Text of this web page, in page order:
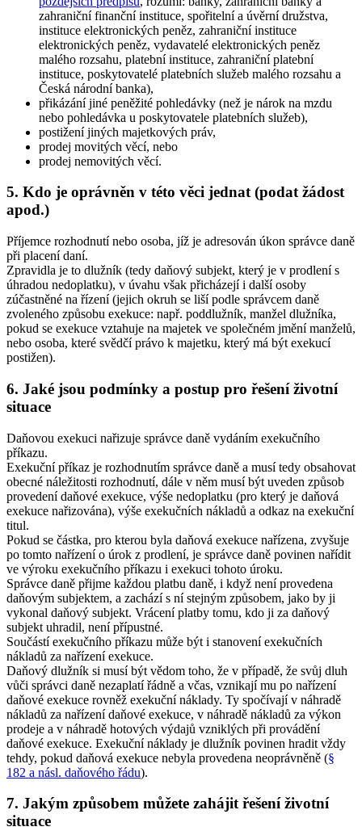
zahraniční finanční instituce, spořitelní a úvěrní družstva,
instituce elektronických peněz, zahraniční instituce
elektronických peněz, vydavatelé elektronických peněz
malého rozsahu, platební instituce, zahraniční platební
instituce, poskytovatelé platebních služeb malého rozsahu a
Česká národní banka),
přikázání jiné peněžité pohledávky (než je nárok na mzdu
nebo pohledávka u poskytovatele platebních služeb),
postižení jiných majetkových práv,
prodej movitých věcí, nebo
prodej nemovitých věcí.
5. Kdo je oprávněn v této věci jednat (podat žádost
apod.)
Příjemce rozhodnutí nebo osoba, jíž je adresován úkon správce daně
při placení daní.
Zpravidla je to dlužník (tedy daňový subjekt, který je v prodlení s
úhradou nedoplatku), v úvahu však přicházejí i další osoby
zúčastněné na řízení (jejich okruh se liší podle správcem daně
zvoleného způsobu exekuce: např. poddlužník, manžel dlužníka,
pokud se exekuce vztahuje na majetek ve společném jmění manželů,
nebo osoba, které svědčí právo k majetku, který má být exekucí
postižen).
6. Jaké jsou podmínky a postup pro řešení životní
situace
Daňovou exekuci nařizuje správce daně vydáním exekučního
příkazu.
Exekuční příkaz je rozhodnutím správce daně a musí tedy obsahovat
obecné náležitosti rozhodnutí, dále v něm musí být uveden způsob
provedení daňové exekuce, výše nedoplatku (pro který je daňová
exekuce nařizována), výše exekučních nákladů a odkaz na exekuční
titul.
Pokud se částka, pro kterou byla daňová exekuce nařízena, zvyšuje
po tomto nařízení o úrok z prodlení, je správce daně povinen nařídit
ve výroku exekučního příkazu i exekuci tohoto úroku.
Správce daně přijme každou platbu daně, i když není provedena
daňovým subjektem, a zachází s ní stejným způsobem, jako by ji
vykonal daňový subjekt. Vrácení platby tomu, kdo ji za daňový
subjekt uhradil, není přípustné.
Součástí exekučního příkazu může být i stanovení exekučních
nákladů za nařízení exekuce.
Daňový dlužník si musí být vědom toho, že v případě, že svůj dluh
vůči správci daně nezaplatí řádně a včas, vznikají mu po nařízení
daňové exekuce rovněž exekuční náklady. Ty spočívají v náhradě
nákladů za nařízení daňové exekuce, v náhradě nákladů za výkon
prodeje a v náhradě hotových výdajů vzniklých při provádění
daňové exekuce. Exekuční náklady je dlužník povinen hradit vždy
tehdy, pokud daňová exekuce nebyla provedena neoprávněně (§
182 a násl. daňového řádu).
7. Jakým způsobem můžete zahájit řešení životní
situace